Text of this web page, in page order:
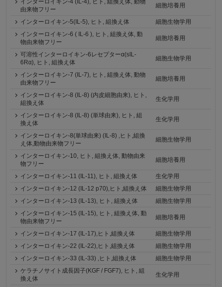
インターロイキン‐4 (IL-4), ヒト, 組換え体, 動物
由来物フリー
細胞培養用
インターロイキン-5(IL-5), ヒト, 組換え体
細胞生物学用
インターロイキン-6 ( IL-6 ), ヒト, 組換え体, 動
物由来物フリー
細胞培養用
可溶性インターロイキン-6レセプターα(sIL-
6Rα), ヒト, 組換え体
細胞生物学用
インターロイキン-7 (IL-7), ヒト, 組換え体, 動物
由来物フリー
細胞培養用
インターロイキン-8 (IL-8) (内皮細胞由来), ヒト,
組換え体
生化学用
インターロイキン-8 (IL-8) (単球由来), ヒト, 組
換え体
生化学用
インターロイキン-8(単球由来) (IL-8) ,ヒト,組換
え体,動物由来物フリー
細胞生物学用
インターロイキン-10, ヒト, 組換え体, 動物由来
物フリー
細胞培養用
インターロイキン-11 (IL-11), ヒト, 組換え体
生化学用
インターロイキン-12 (IL-12 p70),ヒト,組換え体
細胞生物学用
インターロイキン-13 (IL-13), ヒト, 組換え体
細胞生物学用
インターロイキン-15 (IL-15), ヒト, 組換え体, 動
物由来物フリー
細胞培養用
インターロイキン-17 (IL-17),ヒト,組換え体
細胞生物学用
インターロイキン-22 (IL-22),ヒト,組換え体
細胞生物学用
インターロイキン-33 (IL-33) ,ヒト,組換え体
細胞生物学用
ケラチノサイト成長因子(KGF / FGF7), ヒト, 組
換え体
生化学用